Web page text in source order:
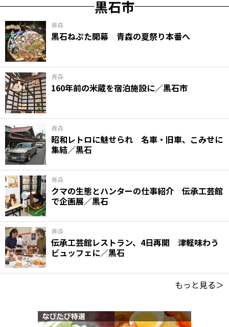
黒石市
青森
黒石ねぷた開幕 青森の夏祭り本番へ
青森
160年前の米蔵を宿泊施設に／黒石市
青森
昭和レトロに魅せられ 名車・旧車、こみせに
集結／黒石
青森
クマの生態とハンターの仕事紹介 伝承工芸館
で企画展／黒石
青森
伝承工芸館レストラン、4日再開 津軽味わう
ビュッフェに／黒石
もっと見る＞